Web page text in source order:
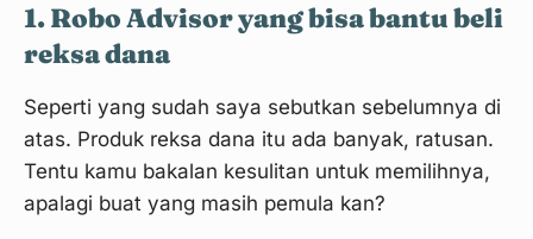
1. Robo Advisor yang bisa bantu beli
reksa dana
Seperti yang sudah saya sebutkan sebelumnya di
atas. Produk reksa dana itu ada banyak, ratusan.
Tentu kamu bakalan kesulitan untuk memilihnya,
apalagi buat yang masih pemula kan?